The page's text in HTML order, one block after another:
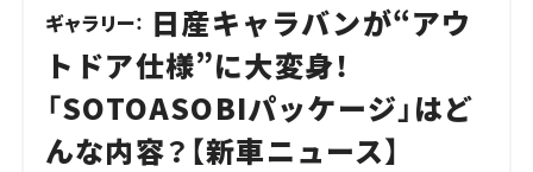
ギャラリー： 日産キャラバンが“アウ
トドア仕様”に大変身！
「SOTOASOBIパッケージ」はど
んな内容？【新車ニュース】
Lifestyle
Traffic
Special